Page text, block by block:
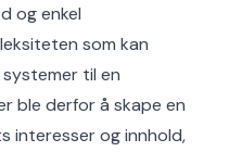
og enkel
som kan
til en
ble derfor å skape en
interesser og innhold,